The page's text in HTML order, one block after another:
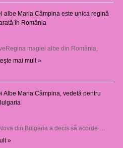
albe Maria Câmpina este unica regină
în România
magiei albe din România,
mai mult »
Albe Maria Câmpina, vedetă pentru
din Bulgaria a decis să acorde …
»